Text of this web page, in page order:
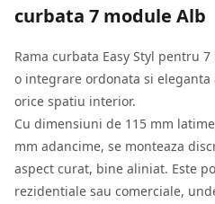
curbata 7 module Alb
Rama curbata Easy Styl pentru
o integrare ordonata si
orice spatiu interior.
Cu dimensiuni de 115 mm
mm adancime, se monteaza
aspect curat, bine aliniat. Este
rezidentiale sau comerciale,